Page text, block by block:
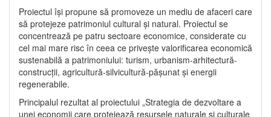
Proiectul își propune să promoveze un mediu de afaceri care
să protejeze patrimoniul cultural și natural. Proiectul se
concentrează pe patru sectoare economice, considerate cu
cel mai mare risc în ceea ce privește valorificarea economică
sustenabilă a patrimoniului: turism, urbanism-arhitectură-
construcții, agricultură-silvicultură-pășunat și energii
regenerabile.
Principalul rezultat al proiectului „Strategia de dezvoltare a
unei economii care protejează resursele naturale și culturale